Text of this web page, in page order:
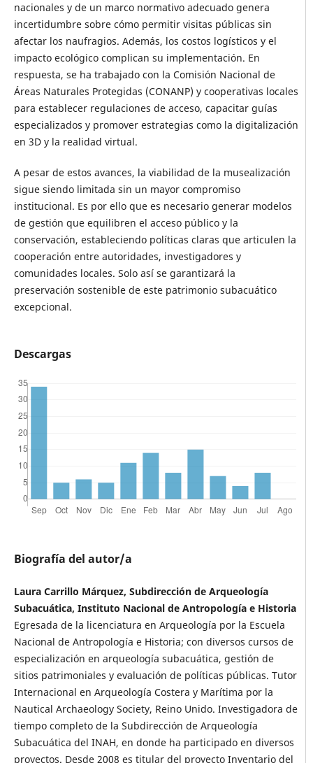
nacionales y de un marco normativo adecuado genera
incertidumbre sobre cómo permitir visitas públicas sin
afectar los naufragios. Además, los costos logísticos y el
impacto ecológico complican su implementación. En
respuesta, se ha trabajado con la Comisión Nacional de
Áreas Naturales Protegidas (CONANP) y cooperativas locales
para establecer regulaciones de acceso, capacitar guías
especializados y promover estrategias como la digitalización
en 3D y la realidad virtual.
A pesar de estos avances, la viabilidad de la musealización
sigue siendo limitada sin un mayor compromiso
institucional. Es por ello que es necesario generar modelos
de gestión que equilibren el acceso público y la
conservación, estableciendo políticas claras que articulen la
cooperación entre autoridades, investigadores y
comunidades locales. Solo así se garantizará la
preservación sostenible de este patrimonio subacuático
excepcional.
Descargas
Biografía del autor/a
Laura Carrillo Márquez, Subdirección de Arqueología
Subacuática, Instituto Nacional de Antropología e Historia
Egresada de la licenciatura en Arqueología por la Escuela
Nacional de Antropología e Historia; con diversos cursos de
especialización en arqueología subacuática, gestión de
sitios patrimoniales y evaluación de políticas públicas. Tutor
Internacional en Arqueología Costera y Marítima por la
Nautical Archaeology Society, Reino Unido. Investigadora de
tiempo completo de la Subdirección de Arqueología
Subacuática del INAH, en donde ha participado en diversos
proyectos. Desde 2008 es titular del proyecto Inventario del